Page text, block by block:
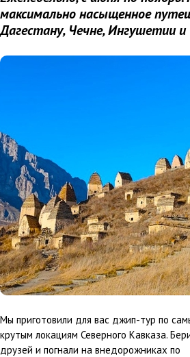
максимально насыщенное
Дагестану, Чечне, Ингушетии
Мы приготовили для вас джип-тур по
крутым локациям Северного Кавказа.
друзей и погнали на внедорожниках по